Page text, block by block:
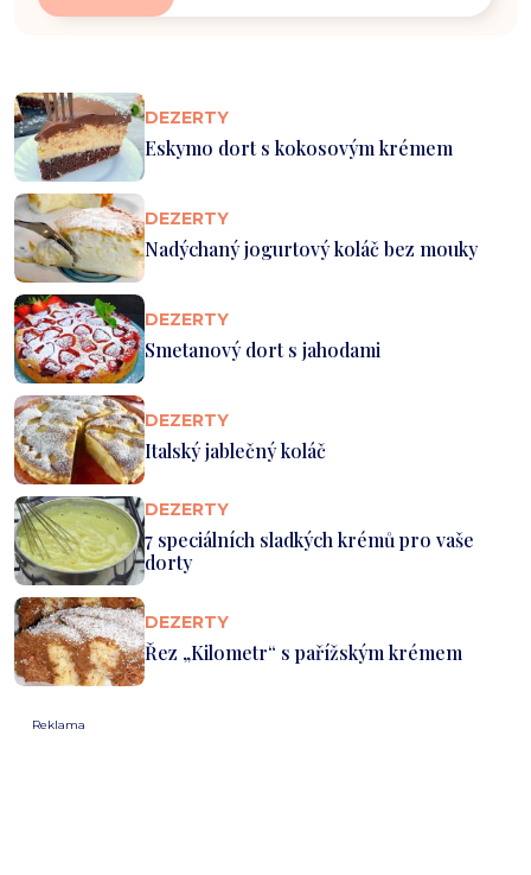
DEZERTY
Eskymo dort s kokosovým krémem
DEZERTY
Nadýchaný jogurtový koláč bez mouky
DEZERTY
Smetanový dort s jahodami
DEZERTY
Italský jablečný koláč
DEZERTY
7 speciálních sladkých krémů pro vaše
dorty
DEZERTY
Řez „Kilometr“ s pařížským krémem
Reklama